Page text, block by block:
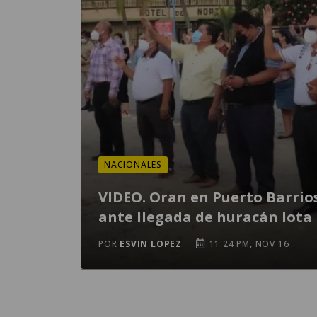
NACIONALES
VIDEO. Oran en Puerto
ante llegada de huracán Iota
POR ESVIN LOPEZ 11:24 PM, NOV 16